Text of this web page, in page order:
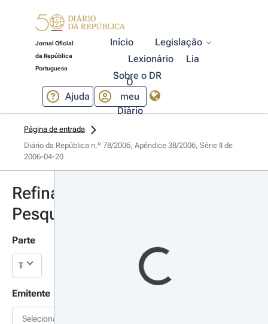
Jornal Oficial
da República
Portuguesa
Início
Legislação
Lexionário
Lia
Sobre o DR
Ajuda
O
meu
Diário
Página de entrada
Diário da República n.º 78/2006, Apêndice 38/2006, Série II de
2006-04-20
Refinar
Pesquisa
Parte
Emitente
Selecionar